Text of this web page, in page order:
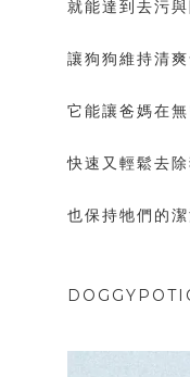
就能達到去污與
讓狗狗維持清
它能讓爸媽在
快速又輕鬆去
也保持牠們的潔